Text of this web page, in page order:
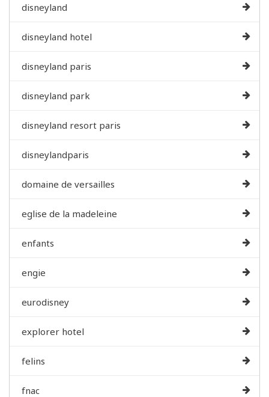
disneyland
disneyland hotel
disneyland paris
disneyland park
disneyland resort paris
disneylandparis
domaine de versailles
eglise de la madeleine
enfants
engie
eurodisney
explorer hotel
felins
fnac